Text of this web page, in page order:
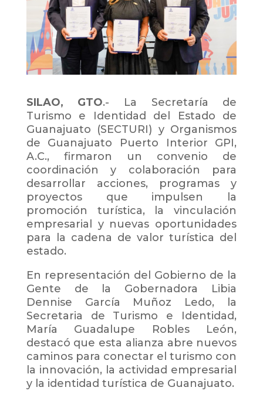
SILAO, GTO.- La Secretaría de
Turismo e Identidad del Estado de
Guanajuato (SECTURI) y Organismos
de Guanajuato Puerto Interior GPI,
A.C., firmaron un convenio de
coordinación y colaboración para
desarrollar acciones, programas y
proyectos que impulsen la
promoción turística, la vinculación
empresarial y nuevas oportunidades
para la cadena de valor turística del
estado.
En representación del Gobierno de la
Gente de la Gobernadora Libia
Dennise García Muñoz Ledo, la
Secretaria de Turismo e Identidad,
María Guadalupe Robles León,
destacó que esta alianza abre nuevos
caminos para conectar el turismo con
la innovación, la actividad empresarial
y la identidad turística de Guanajuato.